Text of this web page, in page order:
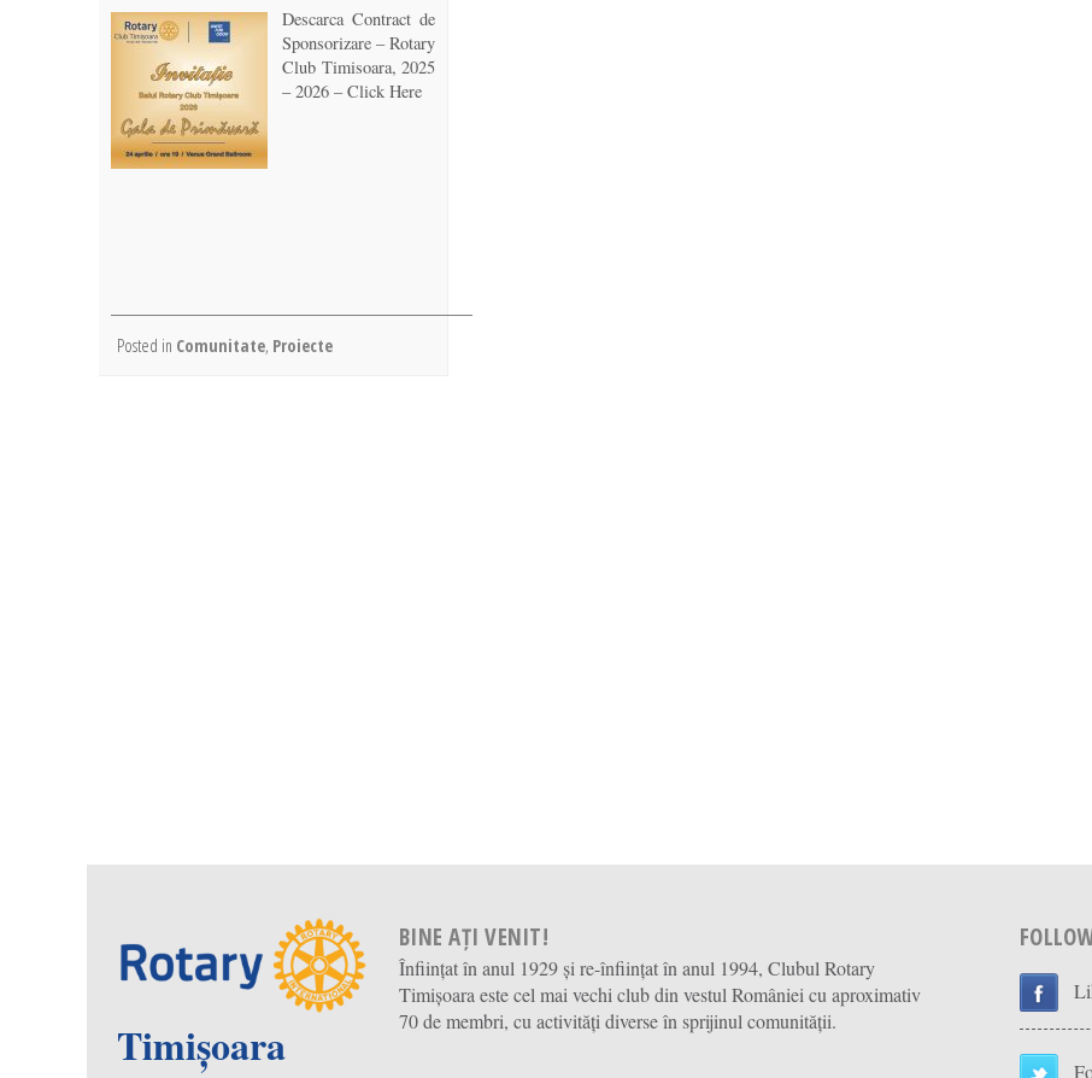
Descarca Contract de
Sponsorizare – Rotary
Club Timisoara, 2025
– 2026 – Click Here
Posted in Comunitate, Proiecte
Timișoara
BINE AȚI VENIT!
Înființat în anul 1929 și re-înființat în anul 1994, Clubul Rotary
Timișoara este cel mai vechi club din vestul României cu aproximativ
70 de membri, cu activități diverse în sprijinul comunității.